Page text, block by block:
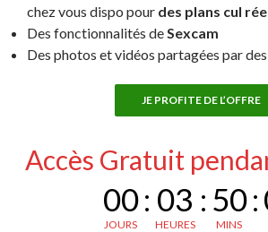
chez vous dispo pour des plans cul
Des fonctionnalités deSexcam
Des photos et vidéos partagées par
JE PROFITE DE L’OFFRE
Accès Gratuit
00
JOURS
: 03
HEURES
: 50
MINS
: